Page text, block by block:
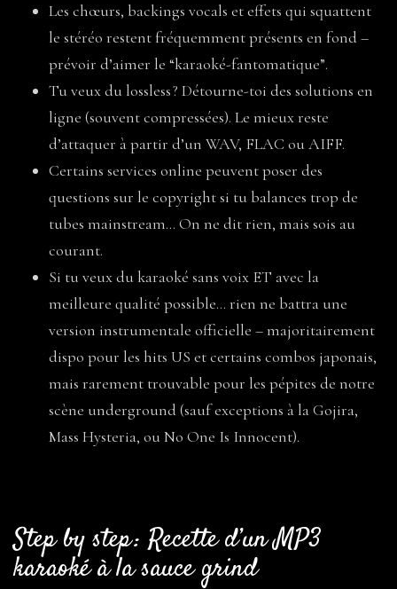
Les chœurs, backings vocals et effets qui squattent
le stéréo restent fréquemment présents en fond –
prévoir d’aimer le “karaoké-fantomatique”.
Tu veux du lossless ? Détourne-toi des solutions en
ligne (souvent compressées). Le mieux reste
d’attaquer à partir d’un WAV, FLAC ou AIFF.
Certains services online peuvent poser des
questions sur le copyright si tu balances trop de
tubes mainstream… On ne dit rien, mais sois au
courant.
Si tu veux du karaoké sans voix ET avec la
meilleure qualité possible… rien ne battra une
version instrumentale officielle – majoritairement
dispo pour les hits US et certains combos japonais,
mais rarement trouvable pour les pépites de notre
scène underground (sauf exceptions à la Gojira,
Mass Hysteria, ou No One Is Innocent).
Step by step : Recette d’un MP3
karaoké à la sauce grind